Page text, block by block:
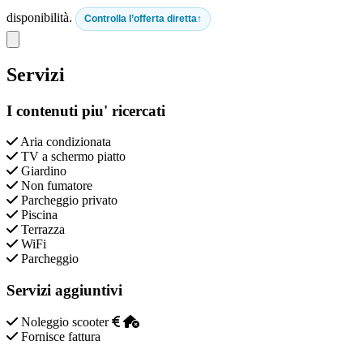
disponibilità.
Controlla l’offerta diretta
Close modal
Servizi
I contenuti piu' ricercati
Aria condizionata
TV a schermo piatto
Giardino
Non fumatore
Parcheggio privato
Piscina
Terrazza
WiFi
Parcheggio
Servizi aggiuntivi
Noleggio scooter
Fornisce fattura